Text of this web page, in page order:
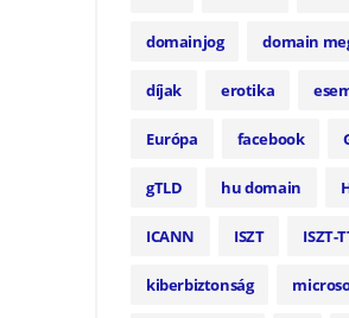
domainjog domain
díjak erotika
Európa facebook
gTLD hu domain
ICANN ISZT ISZT-
kiberbiztonság